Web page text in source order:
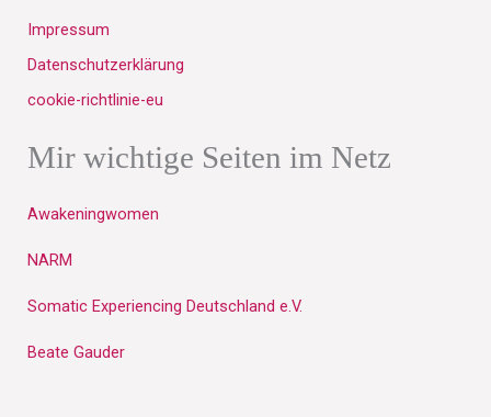
Impressum
Datenschutzerklärung
cookie-richtlinie-eu
Mir wichtige Seiten im Netz
Awakeningwomen
NARM
Somatic Experiencing Deutschland e.V.
Beate Gauder